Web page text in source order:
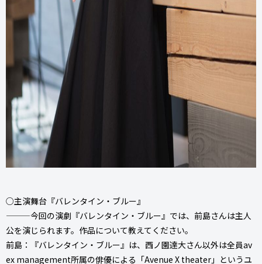
○主演舞台『バレンタイン・ブルー』
———今回の演劇『バレンタイン・ブルー』では、前島さんは主人
公を演じられます。作品について教えてください。
前島：『バレンタイン・ブルー』は、西ノ園達大さん以外は全員av
ex management所属の俳優による「Avenue X theater」というユ